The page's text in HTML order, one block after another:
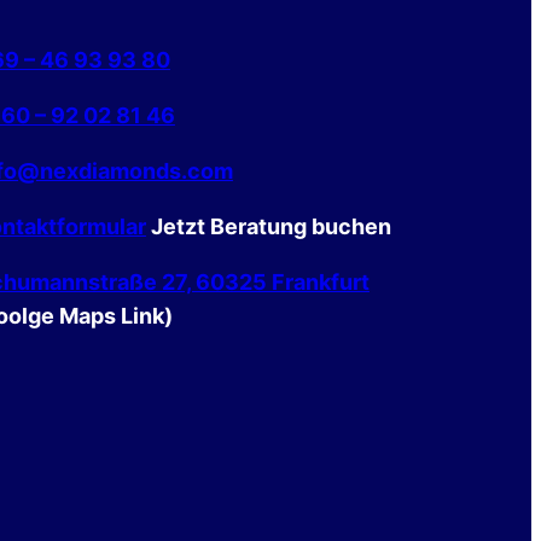
– 46 93 93 80
– 92 02 81 46
Jetzt Beratung buchen
27, 60325 Frankfurt
Maps Link)